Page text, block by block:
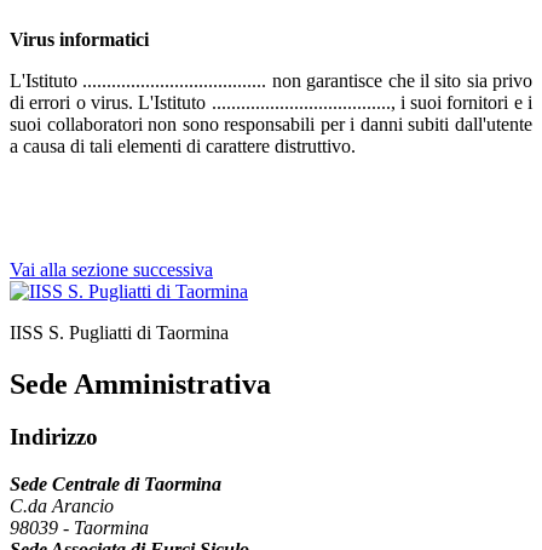
Virus informatici
L'Istituto ...................................... non garantisce che il sito sia privo
di errori o virus. L'Istituto ....................................., i suoi fornitori e i
suoi collaboratori non sono responsabili per i danni subiti dall'utente
a causa di tali elementi di carattere distruttivo.
Vai alla sezione successiva
IISS S. Pugliatti di Taormina
Sede Amministrativa
Indirizzo
Sede Centrale di Taormina
C.da Arancio
98039 - Taormina